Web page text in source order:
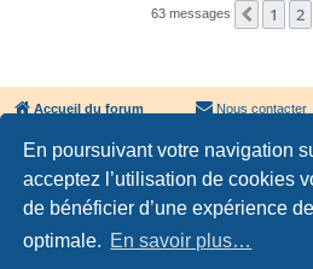
En poursuivant votre navigation
acceptez l’utilisation de cookies
de bénéficier d’une expérience
optimale. En savoir plus…
63 messages 1 2
Accueil du forum Nous contacter
Développé par phpBB